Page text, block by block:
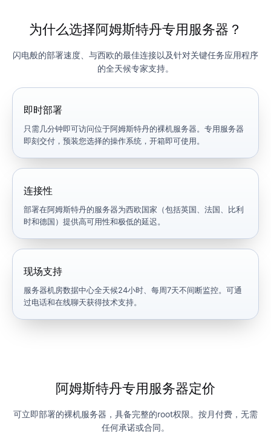
为什么选择阿姆斯特丹专用服务器？
闪电般的部署速度、与西欧的最佳连接以及针对关键任务应用程序
的全天候专家支持。
即时部署
只需几分钟即可访问位于阿姆斯特丹的裸机服务器。专用服务器
即刻交付，预装您选择的操作系统，开箱即可使用。
连接性
部署在阿姆斯特丹的服务器为西欧国家（包括英国、法国、比利
时和德国）提供高可用性和极低的延迟。
现场支持
服务器机房数据中心全天候24小时、每周7天不间断监控。可通
过电话和在线聊天获得技术支持。
阿姆斯特丹专用服务器定价
可立即部署的裸机服务器，具备完整的root权限。按月付费，无需
任何承诺或合同。